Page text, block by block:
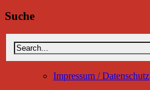
Suche
Impressum / Datenschutz